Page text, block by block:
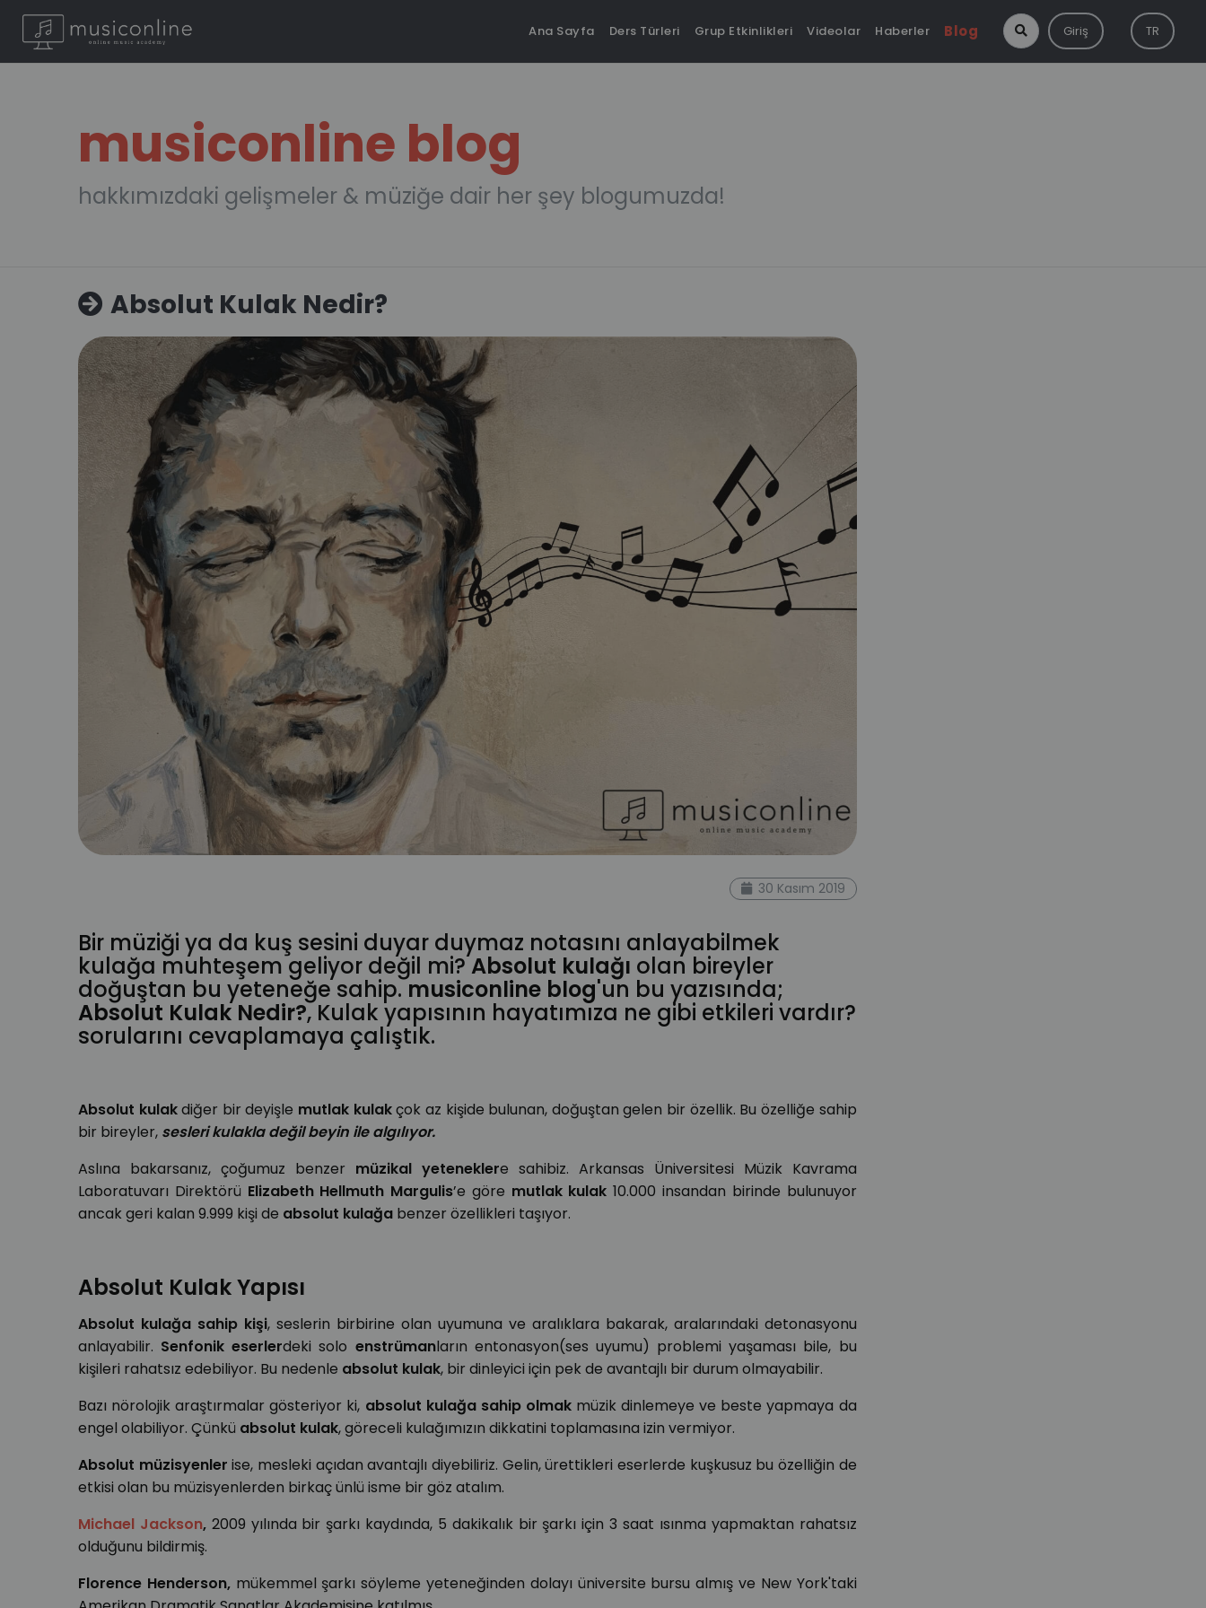
Ana Sayfa Ders Türleri Grup Etkinlikleri Videolar Haberler Blog Giriş TR
musiconline blog
hakkımızdaki gelişmeler & müziğe dair her şey blogumuzda!
Absolut Kulak Nedir?
30 Kasım 2019
Bir müziği ya da kuş sesini duyar duymaz notasını anlayabilmek
kulağa muhteşem geliyor değil mi?Absolut kulağı olan bireyler
doğuştan bu yeteneğe sahip.musiconline blog'un bu yazısında;
Absolut Kulak Nedir?, Kulak yapısının hayatımıza ne gibi etkileri vardır?
sorularını cevaplamaya çalıştık.
Absolut kulakdiğer bir deyişle mutlak kulakçok az kişide bulunan, doğuştan gelen bir özellik. Bu özelliğe sahip
bir bireyler, sesleri kulakla değil beyin ile algılıyor.
Aslına bakarsanız, çoğumuz benzer müzikal yeteneklere sahibiz. Arkansas Üniversitesi Müzik Kavrama
Laboratuvarı Direktörü Elizabeth Hellmuth Margulis’e göre mutlak kulak 10.000 insandan birinde bulunuyor
ancak geri kalan 9.999 kişi de absolut kulağa benzer özellikleri taşıyor.
Absolut Kulak Yapısı
Absolut kulağa sahip kişi, seslerin birbirine olan uyumuna ve aralıklara bakarak, aralarındaki detonasyonu
anlayabilir. Senfonik eserlerdeki solo enstrümanların entonasyon(ses uyumu) problemi yaşaması bile, bu
kişileri rahatsız edebiliyor. Bu nedenle absolut kulak, bir dinleyici için pek de avantajlı bir durum olmayabilir.
Bazı nörolojik araştırmalar gösteriyor ki, absolut kulağa sahip olmakmüzik dinlemeye ve beste yapmaya da
engel olabiliyor. Çünkü absolut kulak, göreceli kulağımızın dikkatini toplamasına izin vermiyor.
Absolut müzisyenler ise, mesleki açıdan avantajlı diyebiliriz. Gelin, ürettikleri eserlerde kuşkusuz bu özelliğin de
etkisi olan bu müzisyenlerden birkaç ünlü isme bir göz atalım.
Michael Jackson,2009 yılında bir şarkı kaydında, 5 dakikalık bir şarkı için 3 saat ısınma yapmaktan rahatsız
olduğunu bildirmiş.
Florence Henderson,mükemmel şarkı söyleme yeteneğinden dolayı üniversite bursu almış ve New York'taki